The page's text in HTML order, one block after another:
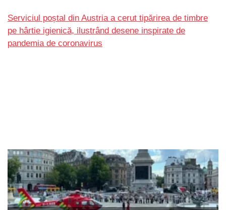
Serviciul poștal din Austria a cerut tipărirea de timbre
pe hârtie igienică, ilustrând desene inspirate de
pandemia de coronavirus